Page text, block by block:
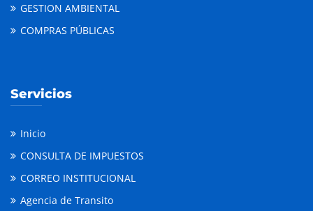
GESTION AMBIENTAL
COMPRAS PÚBLICAS
Servicios
Inicio
CONSULTA DE IMPUESTOS
CORREO INSTITUCIONAL
Agencia de Transito